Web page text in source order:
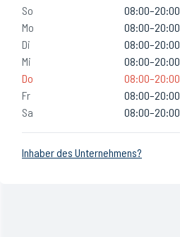
So
08:00–20:00
Mo
08:00–20:00
Di
08:00–20:00
Mi
08:00–20:00
Do
08:00–20:00
Fr
08:00–20:00
Sa
08:00–20:00
Inhaber des Unternehmens?